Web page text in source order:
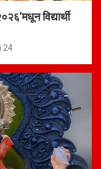
विद्यार्थी
24